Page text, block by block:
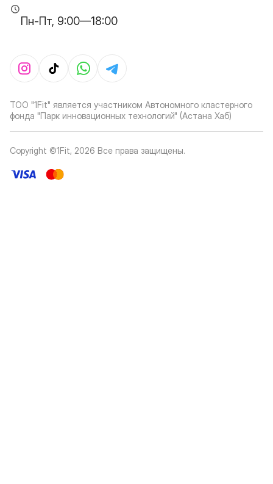
Пн-Пт, 9:00—18:00
ТОО "1Fit" является участником Автономного кластерного
фонда "Парк инновационных технологий" (Астана Хаб)
Copyright ©1Fit, 2026 Все права защищены.